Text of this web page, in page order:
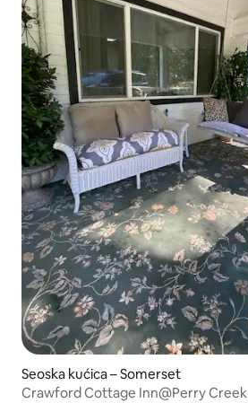
Seoska kućica – Somerset
Crawford Cottage Inn@Perry Creek